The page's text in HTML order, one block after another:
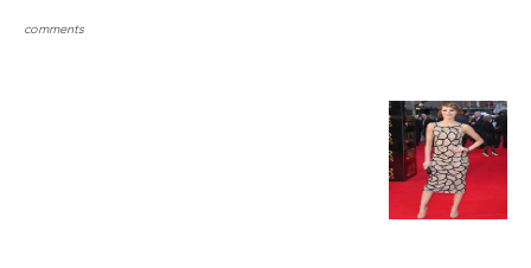
comments